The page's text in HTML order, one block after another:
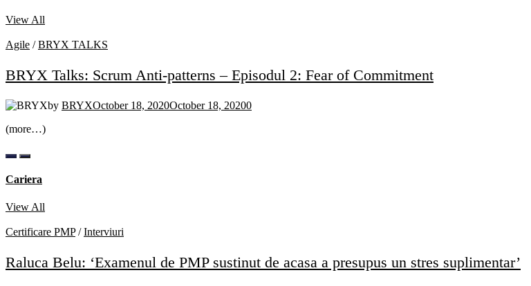
View All
Agile /BRYX TALKS
BRYX Talks: Scrum Anti-patterns – Episodul 2: Fear of Commitment
by BRYXOctober 18, 2020October 18, 20200
(more…)
Cariera
View All
Certificare PMP/Interviuri
Raluca Belu: ‘Examenul de PMP sustinut de acasa a presupus un stres suplimentar’